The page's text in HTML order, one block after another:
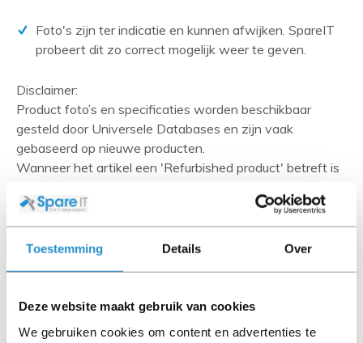
Toestemming Details Over
Deze website maakt gebruik van cookies
We gebruiken cookies om content en advertenties te
Foto's zijn ter indicatie en kunnen afwijken. SpareIT
probeert dit zo correct mogelijk weer te geven.
Disclaimer:
Product foto’s en specificaties worden beschikbaar
gesteld door Universele Databases en zijn vaak
gebaseerd op nieuwe producten.
Wanneer het artikel een 'Refurbished product' betreft is
(tenzij anders aangegeven). Bij Refurbished artikelen zijn
kabels, software media en handleidingen niet inbegrepen
(tenzij anders aangegeven).
contact op met ons.